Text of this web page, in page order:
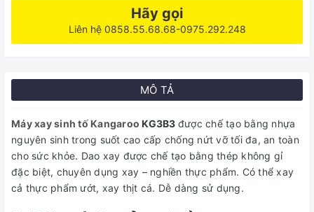
Hãy gọi
Liên hệ 0858.55.68.68-0975.292.248
MÔ TẢ
Máy xay sinh tố KangarooKG3B3 được chế tạo bằng nhựa
nguyên sinh trong suốt cao cấp chống nứt vỡ tối đa, an toàn
cho sức khỏe. Dao xay được chế tạo bằng thép không gỉ
đặc biệt, chuyên dụng xay – nghiền thực phẩm. Có thể xay
cả thực phẩm ướt, xay thịt cá. Dễ dàng sử dụng.